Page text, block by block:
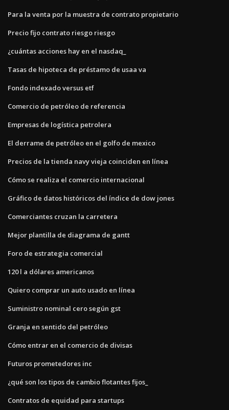
Para la venta por la muestra de contrato propietario
Precio fijo contrato riesgo riesgo
¿cuántas acciones hay en el nasdaq_
Tasas de hipoteca de préstamo de usaa va
Fondo indexado versus etf
Comercio de petróleo de referencia
Empresas de logística petrolera
El derrame de petróleo en el golfo de mexico
Precios de la tienda navy vieja coinciden en línea
Cómo se realiza el comercio internacional
Gráfico de datos históricos del índice de dow jones
Comerciantes cruzan la carretera
Mejor plantilla de diagrama de gantt
Foro de estrategia comercial
120 l a dólares americanos
Quiero comprar un auto usado en línea
Suministro nominal cero según gst
Granja en sentido del petróleo
Cómo entrar en el comercio de divisas
Futuros prometedores inc
¿qué son los tipos de cambio flotantes fijos_
Contratos de equidad para startups